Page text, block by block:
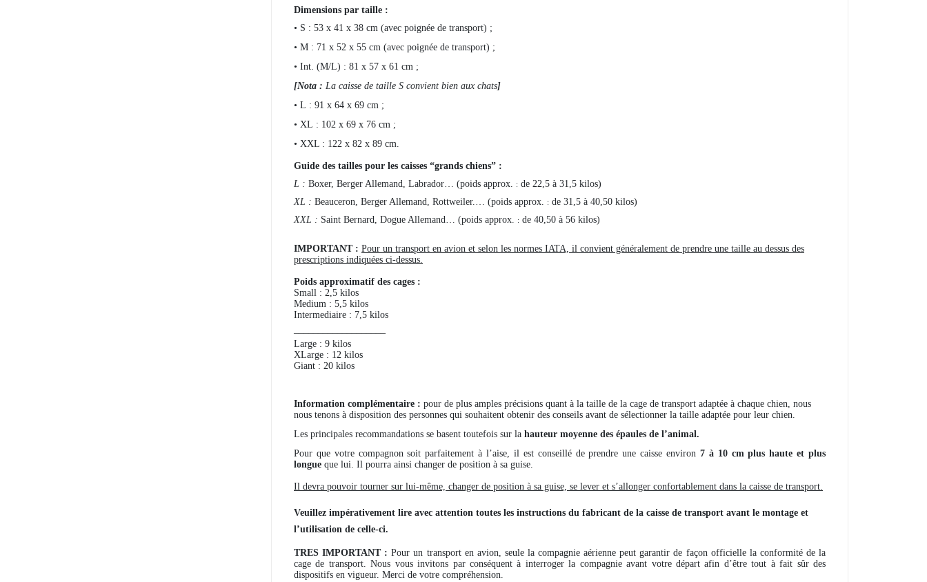
Dimensions par taille :
• S : 53 x 41 x 38 cm (avec poignée de transport) ;
• M : 71 x 52 x 55 cm (avec poignée de transport) ;
• Int. (M/L) : 81 x 57 x 61 cm ;
[Nota : La caisse de taille S convient bien aux chats]
• L : 91 x 64 x 69 cm ;
• XL : 102 x 69 x 76 cm ;
• XXL : 122 x 82 x 89 cm.
Guide des tailles pour les caisses “grands chiens” :
L : Boxer, Berger Allemand, Labrador… (poids approx. : de 22,5 à 31,5 kilos)
XL : Beauceron, Berger Allemand, Rottweiler.… (poids approx. : de 31,5 à 40,50 kilos)
XXL : Saint Bernard, Dogue Allemand… (poids approx. : de 40,50 à 56 kilos)
IMPORTANT : Pour un transport en avion et selon les normes IATA, il convient généralement de prendre une taille au dessus des
prescriptions indiquées ci-dessus.
Poids approximatif des cages :
Small : 2,5 kilos
Medium : 5,5 kilos
Intermediaire : 7,5 kilos
–––––––––––––––––––
Large : 9 kilos
XLarge : 12 kilos
Giant : 20 kilos
Information complémentaire : pour de plus amples précisions quant à la taille de la cage de transport adaptée à chaque chien, nous
nous tenons à disposition des personnes qui souhaitent obtenir des conseils avant de sélectionner la taille adaptée pour leur chien.
Les principales recommandations se basent toutefois sur la hauteur moyenne des épaules de l’animal.
Pour que votre compagnon soit parfaitement à l’aise, il est conseillé de prendre une caisse environ 7 à 10 cm plus haute et plus
longue que lui. Il pourra ainsi changer de position à sa guise.
Il devra pouvoir tourner sur lui-même, changer de position à sa guise, se lever et s’allonger confortablement dans la caisse de transport.
Veuillez impérativement lire avec attention toutes les instructions du fabricant de la caisse de transport avant le montage et
l’utilisation de celle-ci.
TRES IMPORTANT : Pour un transport en avion, seule la compagnie aérienne peut garantir de façon officielle la conformité de la
cage de transport. Nous vous invitons par conséquent à interroger la compagnie avant votre départ afin d’être tout à fait sûr des
dispositifs en vigueur. Merci de votre compréhension.